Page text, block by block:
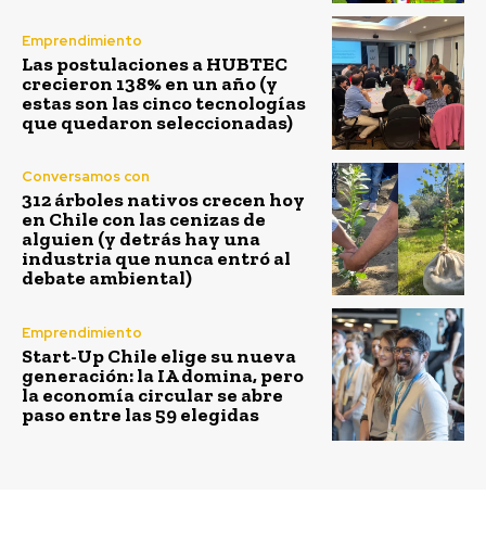
Emprendimiento
Las postulaciones a HUBTEC
crecieron 138% en un año (y
estas son las cinco tecnologías
que quedaron seleccionadas)
Conversamos con
312 árboles nativos crecen hoy
en Chile con las cenizas de
alguien (y detrás hay una
industria que nunca entró al
debate ambiental)
Emprendimiento
Start-Up Chile elige su nueva
generación: la IA domina, pero
la economía circular se abre
paso entre las 59 elegidas